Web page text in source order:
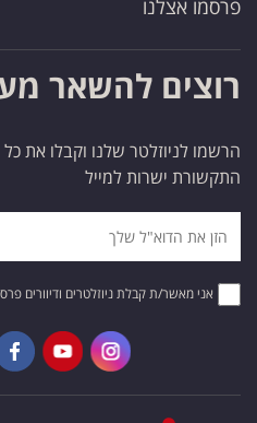
פרסמו אצלנו
רוצים להשאר
הרשמו לניוזלטר שלנו וקבלו את
התקשורת ישרות למייל
אני מאשר/ת קבלת ניוזלטרים ודיוורים